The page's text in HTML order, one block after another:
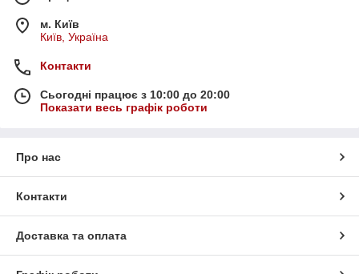
м. Київ
Київ, Україна
Контакти
Сьогодні працює з 10:00 до 20:00
Показати весь графік роботи
Про нас
Контакти
Доставка та оплата